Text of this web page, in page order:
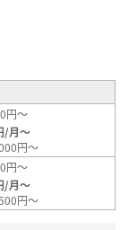
円～
/月～
円～
円～
/月～
円～